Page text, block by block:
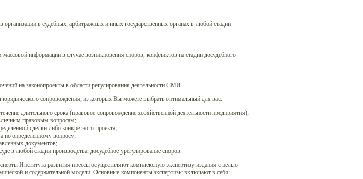
организации в судебных, арбитражных и иных государственных органах в любой стадии
информации в случае возникновения споров, конфликтов на стадии досудебного
на законопроекты в области регулирования деятельности СМИ
сопровождения, из которых Вы можете выбрать оптимальный для вас:
длительного срока (правовое сопровождение хозяйственной деятельности предприятия);
правовым вопросам;
сделки либо конкретного проекта;
по определенному вопросу;
документов;
в любой стадии производства, досудебное урегулирование споров.
Института развития прессы осуществляют комплексную экспертизу издания с целью
и содержательной модели. Основные компоненты экспертизы включают в себя: